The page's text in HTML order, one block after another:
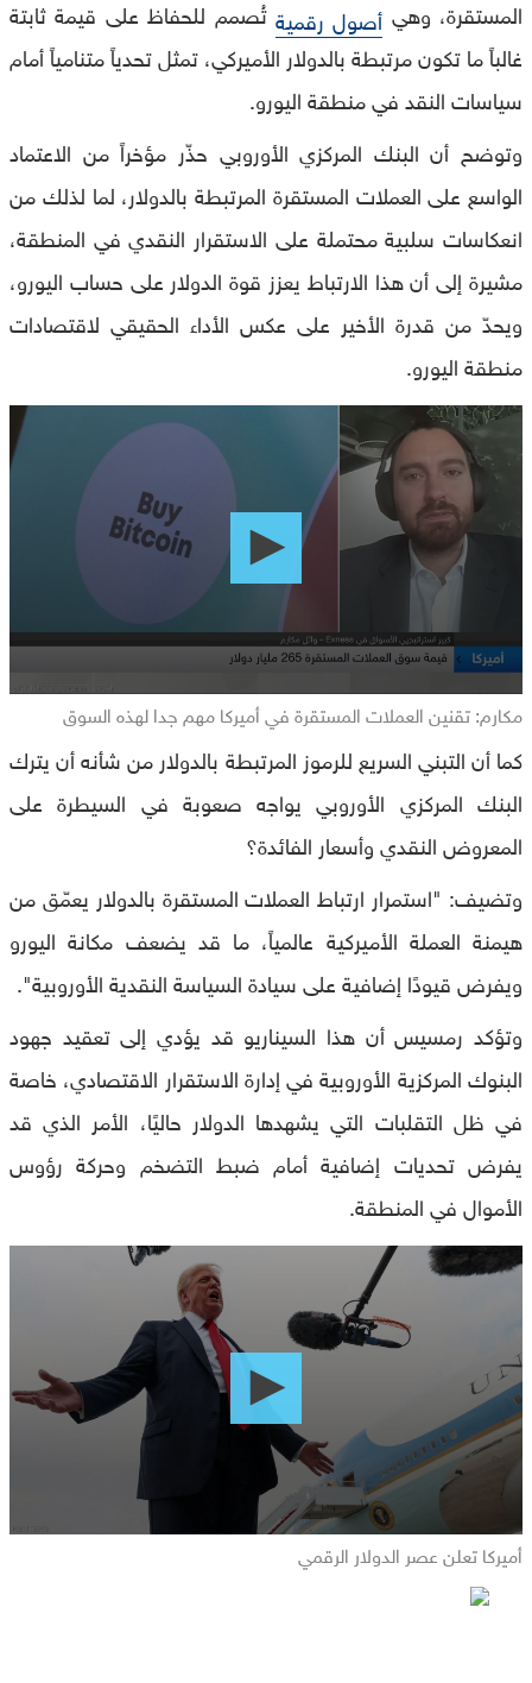
المستقرة، وهي أصول رقمية تُصمم للحفاظ على قيمة ثابتة
غالباً ما تكون مرتبطة بالدولار الأميركي، تمثل تحدياً متنامياً أمام
سياسات النقد في منطقة اليورو.
وتوضح أن البنك المركزي الأوروبي حذّر مؤخراً من الاعتماد
الواسع على العملات المستقرة المرتبطة بالدولار، لما لذلك من
انعكاسات سلبية محتملة على الاستقرار النقدي في المنطقة،
مشيرة إلى أن هذا الارتباط يعزز قوة الدولار على حساب اليورو،
ويحدّ من قدرة الأخير على عكس الأداء الحقيقي لاقتصادات
منطقة اليورو.
seconds
مكارم: تقنين العملات المستقرة في أميركا مهم جدا لهذه السوق
كما أن التبني السريع للرموز المرتبطة بالدولار من شأنه أن يترك
البنك المركزي الأوروبي يواجه صعوبة في السيطرة على
المعروض النقدي وأسعار الفائدة؟
وتضيف: "استمرار ارتباط العملات المستقرة بالدولار يعمّق من
هيمنة العملة الأميركية عالمياً، ما قد يضعف مكانة اليورو
ويفرض قيودًا إضافية على سيادة السياسة النقدية الأوروبية".
وتؤكد رمسيس أن هذا السيناريو قد يؤدي إلى تعقيد جهود
البنوك المركزية الأوروبية في إدارة الاستقرار الاقتصادي، خاصة
في ظل التقلبات التي يشهدها الدولار حاليًا، الأمر الذي قد
يفرض تحديات إضافية أمام ضبط التضخم وحركة رؤوس
الأموال في المنطقة.
seconds
أميركا تعلن عصر الدولار الرقمي